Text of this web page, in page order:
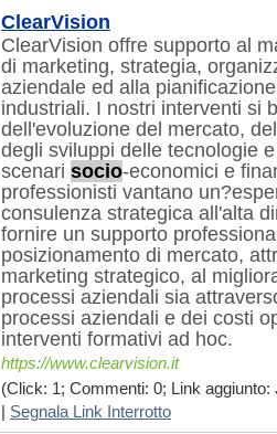
ClearVision
ClearVision offre supporto al
di marketing, strategia,
aziendale ed alla
industriali. I nostri interventi si
dell'evoluzione del mercato,
degli sviluppi delle tecnologie
scenari socio-economici e
professionisti vantano
consulenza strategica all'alta
fornire un supporto
posizionamento di mercato,
marketing strategico, al
processi aziendali sia
processi aziendali e dei costi
interventi formativi ad hoc.
https://www.clearvision.it
(Click: 1; Commenti: 0; Link aggiunto:
Segnala Link Interrotto